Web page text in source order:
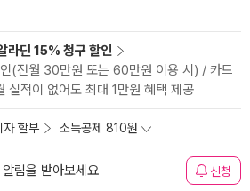
라딘 15% 청구 할인
(전월 30만원 또는 60만원 이용 시) / 카드
실적이 없어도 최대 1만원 혜택 제공
자 할부 소득공제 810원
림을 받아보세요 신청